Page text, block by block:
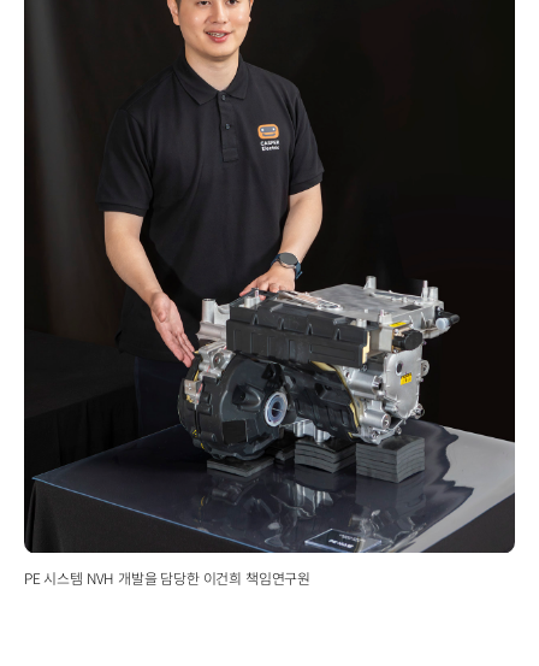
PE 시스템 NVH 개발을 담당한 이건희 책임연구원